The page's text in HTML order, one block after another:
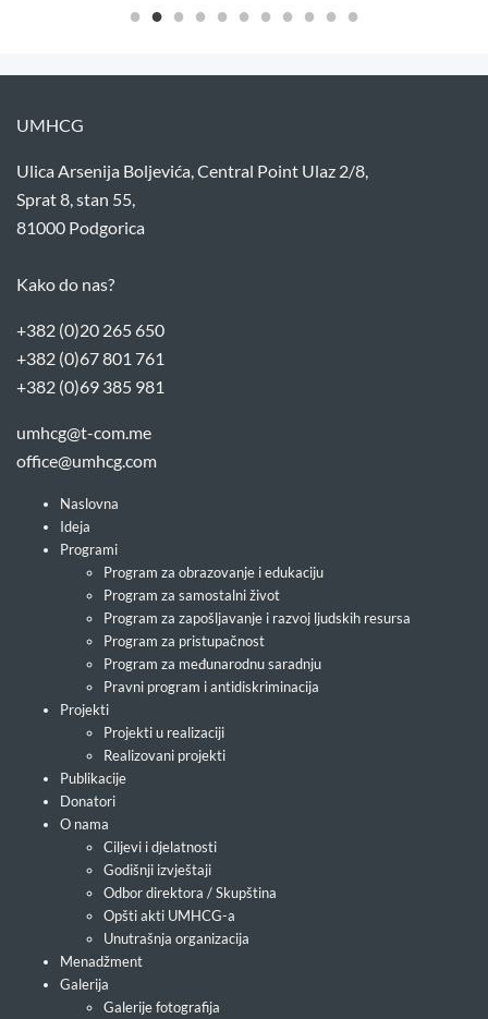
UMHCG
Ulica Arsenija Boljevića, Central Point Ulaz 2/8,
Sprat 8, stan 55,
81000 Podgorica
Kako do nas?
+382 (0)20 265 650
+382 (0)67 801 761
+382 (0)69 385 981
umhcg@t-com.me
office@umhcg.com
Naslovna
Ideja
Programi
Program za obrazovanje i edukaciju
Program za samostalni život
Program za zapošljavanje i razvoj ljudskih resursa
Program za pristupačnost
Program za međunarodnu saradnju
Pravni program i antidiskriminacija
Projekti
Projekti u realizaciji
Realizovani projekti
Publikacije
Donatori
O nama
Ciljevi i djelatnosti
Godišnji izvještaji
Odbor direktora / Skupština
Opšti akti UMHCG-a
Unutrašnja organizacija
Menadžment
Galerija
Galerije fotografija